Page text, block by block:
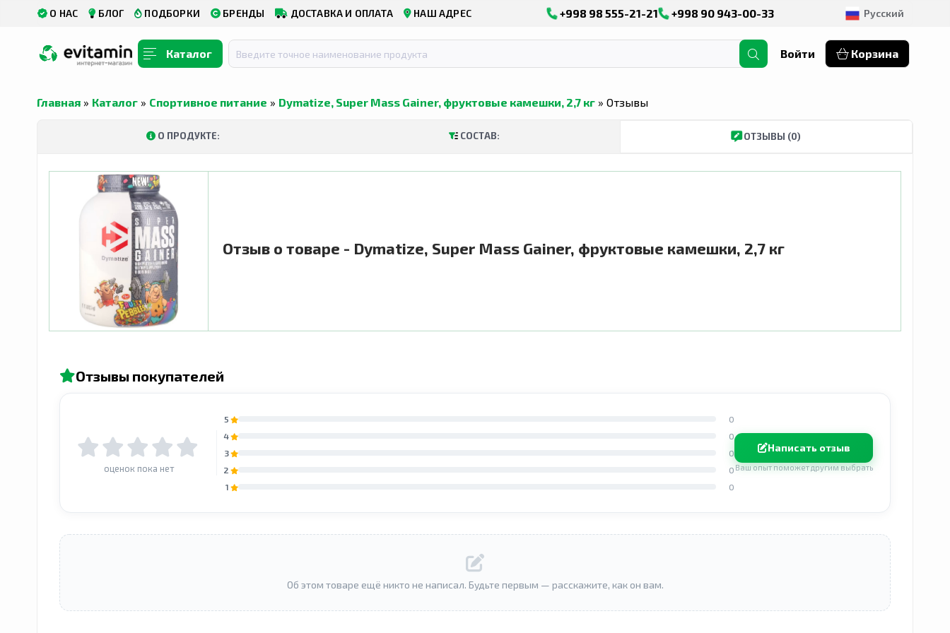
О НАС БЛОГ ПОДБОРКИ БРЕНДЫ ДОСТАВКА И ОПЛАТА НАШ АДРЕС +998 98 555-21-21 +998 90 943-00-33 Русский
Каталог Войти Корзина
Главная » Каталог » Спортивное питание » Dymatize, Super Mass Gainer, фруктовые камешки, 2,7 кг » Отзывы
О ПРОДУКТЕ: СОСТАВ: ОТЗЫВЫ (0)
Отзыв о товаре - Dymatize, Super Mass Gainer, фруктовые камешки, 2,7 кг
Отзывы покупателей
оценок пока нет
5
0
4
0
3
0
2
0
1
0
Написать отзыв
Ваш опыт поможет другим выбрать
Об этом товаре ещё никто не написал. Будьте первым — расскажите, как он вам.